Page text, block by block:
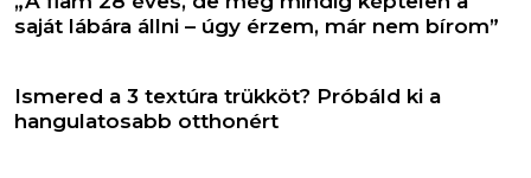
saját lábára állni – úgy érzem, már nem bírom”
Ismered a 3 textúra trükköt? Próbáld ki a
hangulatosabb otthonért